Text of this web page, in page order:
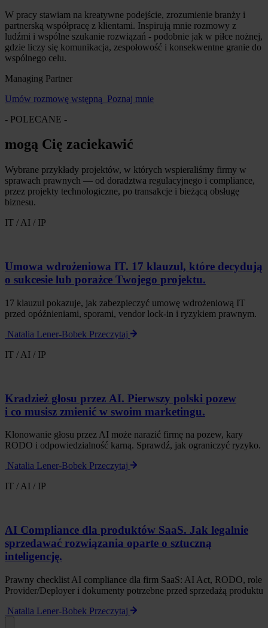
W pracy stawiam na kreatywne podejście, zrozumienie branży i
partnerską współpracę z klientami. Inspirują mnie rozmowy z
ludźmi i wspólne szukanie rozwiązań - podobnie jak w piłce nożnej,
gdzie liczy się komunikacja, zespołowość i konsekwentne granie do
wspólnego celu.
Managing Partner
Umów rozmowę wstępną Poznaj mnie
- POLECANE -
mogą Cię zaciekawić
Wybrane przykłady projektów, w których wspieraliśmy firmy w
sprawach prawnych — od doradztwa regulacyjnego i compliance,
przez projekty technologiczne, po transakcje i bieżącą obsługę
biznesu.
IT / AI / IP
Umowa wdrożeniowa IT. 17 klauzul, które decydują
o sukcesie lub porażce Twojego projektu.
17 klauzul pokazuje, jak zabezpieczyć umowę wdrożeniową IT
przed opóźnieniami, sporami, vendor lock-in i ryzykiem prawnym.
Natalia Lener-Bobek Przeczytaj
IT / AI / IP
Kradzież głosu przez AI. Pierwszy polski pozew
i co musisz zmienić w swoim marketingu.
Klonowanie głosu przez AI może narazić firmę na pozew, kary
RODO i odpowiedzialność karną. Sprawdź, jak ograniczyć ryzyko.
Natalia Lener-Bobek Przeczytaj
IT / AI / IP
AI Compliance dla produktów SaaS. Jak legalnie
sprzedawać rozwiązania oparte o sztuczną
inteligencję.
Prawny checklist AI compliance dla firm SaaS: AI Act, RODO, role
Provider/Deployer i dokumenty potrzebne przed sprzedażą produktu
Natalia Lener-Bobek Przeczytaj